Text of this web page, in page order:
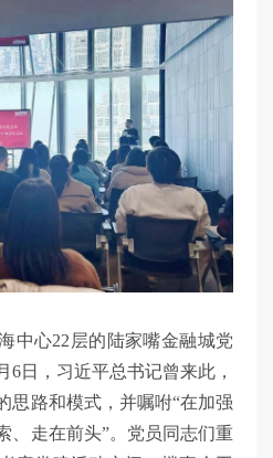
中心22层的陆家嘴金融城党
6日，习近平总书记曾来此，
思路和模式，并嘱咐“在加强
、走在前头”。党员同志们重